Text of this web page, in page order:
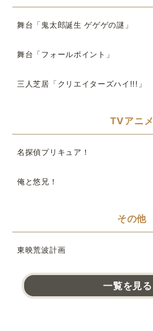
舞台「鬼太郎誕生 ゲゲゲの謎」
舞台「フォールポイント」
三人芝居「クリエイターズハイ!!!」
TVアニメ
名探偵プリキュア！
俺と悠兄！
その他
東映荒波計画
一覧を見る